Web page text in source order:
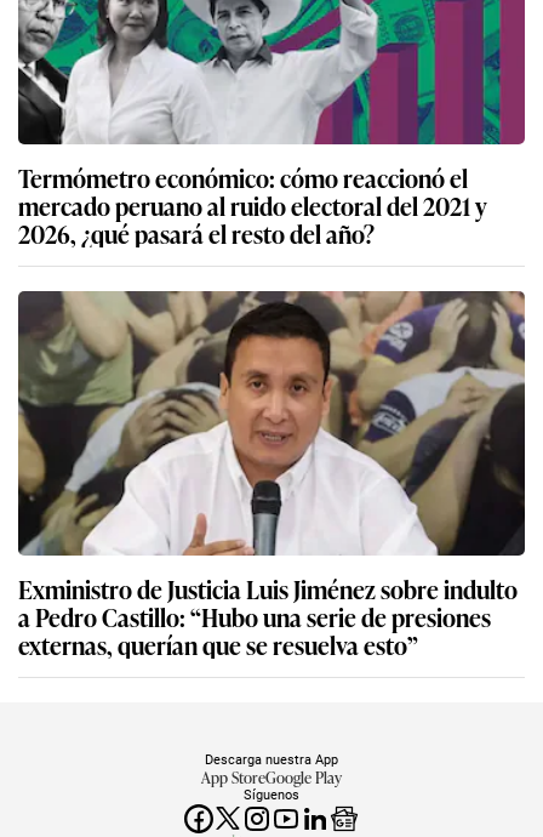
Termómetro económico: cómo reaccionó el
mercado peruano al ruido electoral del 2021 y
2026, ¿qué pasará el resto del año?
Exministro de Justicia Luis Jiménez sobre indulto
a Pedro Castillo: “Hubo una serie de presiones
externas, querían que se resuelva esto”
Síguenos
Descarga nuestra App
App StoreGoogle Play